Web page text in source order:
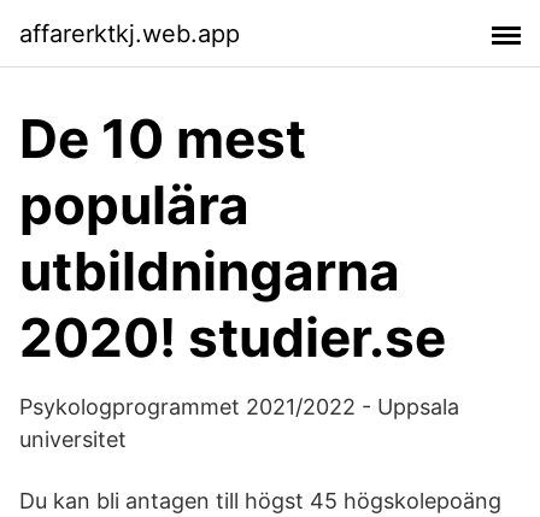
affarerktkj.web.app
De 10 mest
populära
utbildningarna
2020! studier.se
Psykologprogrammet 2021/2022 - Uppsala
universitet
Du kan bli antagen till högst 45 högskolepoäng